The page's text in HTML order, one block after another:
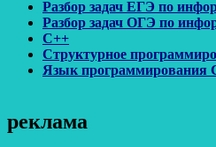
Разбор задач ЕГЭ по
Разбор задач ОГЭ по
С++
Структурное
Язык программирования
реклама